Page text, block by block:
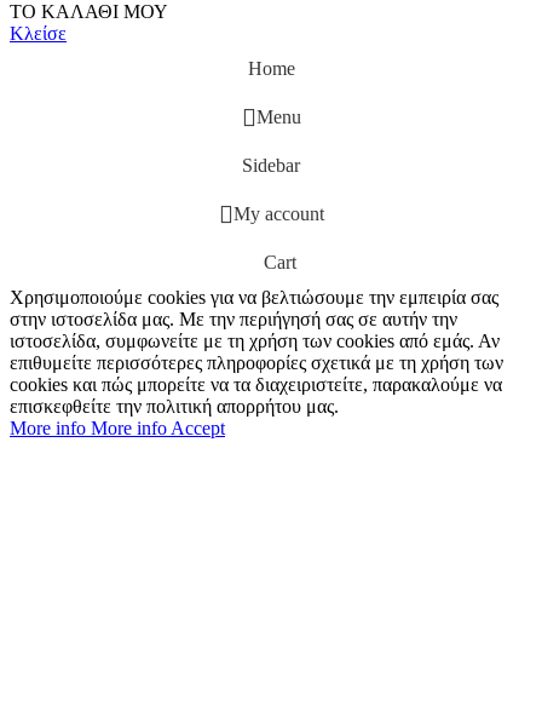
ΤΟ ΚΑΛΑΘΙ ΜΟΥ
Κλείσε
Home
Menu
Sidebar
My account
Cart
Χρησιμοποιούμε cookies για να βελτιώσουμε την εμπειρία σας
στην ιστοσελίδα μας. Με την περιήγησή σας σε αυτήν την
ιστοσελίδα, συμφωνείτε με τη χρήση των cookies από εμάς. Αν
επιθυμείτε περισσότερες πληροφορίες σχετικά με τη χρήση των
cookies και πώς μπορείτε να τα διαχειριστείτε, παρακαλούμε να
επισκεφθείτε την πολιτική απορρήτου μας.
More info More info Accept